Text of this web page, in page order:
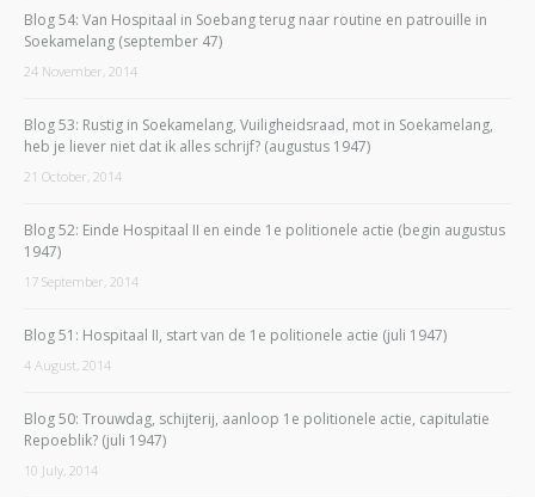
Blog 54: Van Hospitaal in Soebang terug naar routine en patrouille in
Soekamelang (september 47)
24 November, 2014
Blog 53: Rustig in Soekamelang, Vuiligheidsraad, mot in Soekamelang,
heb je liever niet dat ik alles schrijf? (augustus 1947)
21 October, 2014
Blog 52: Einde Hospitaal II en einde 1e politionele actie (begin augustus
1947)
17 September, 2014
Blog 51: Hospitaal II, start van de 1e politionele actie (juli 1947)
4 August, 2014
Blog 50: Trouwdag, schijterij, aanloop 1e politionele actie, capitulatie
Repoeblik? (juli 1947)
10 July, 2014